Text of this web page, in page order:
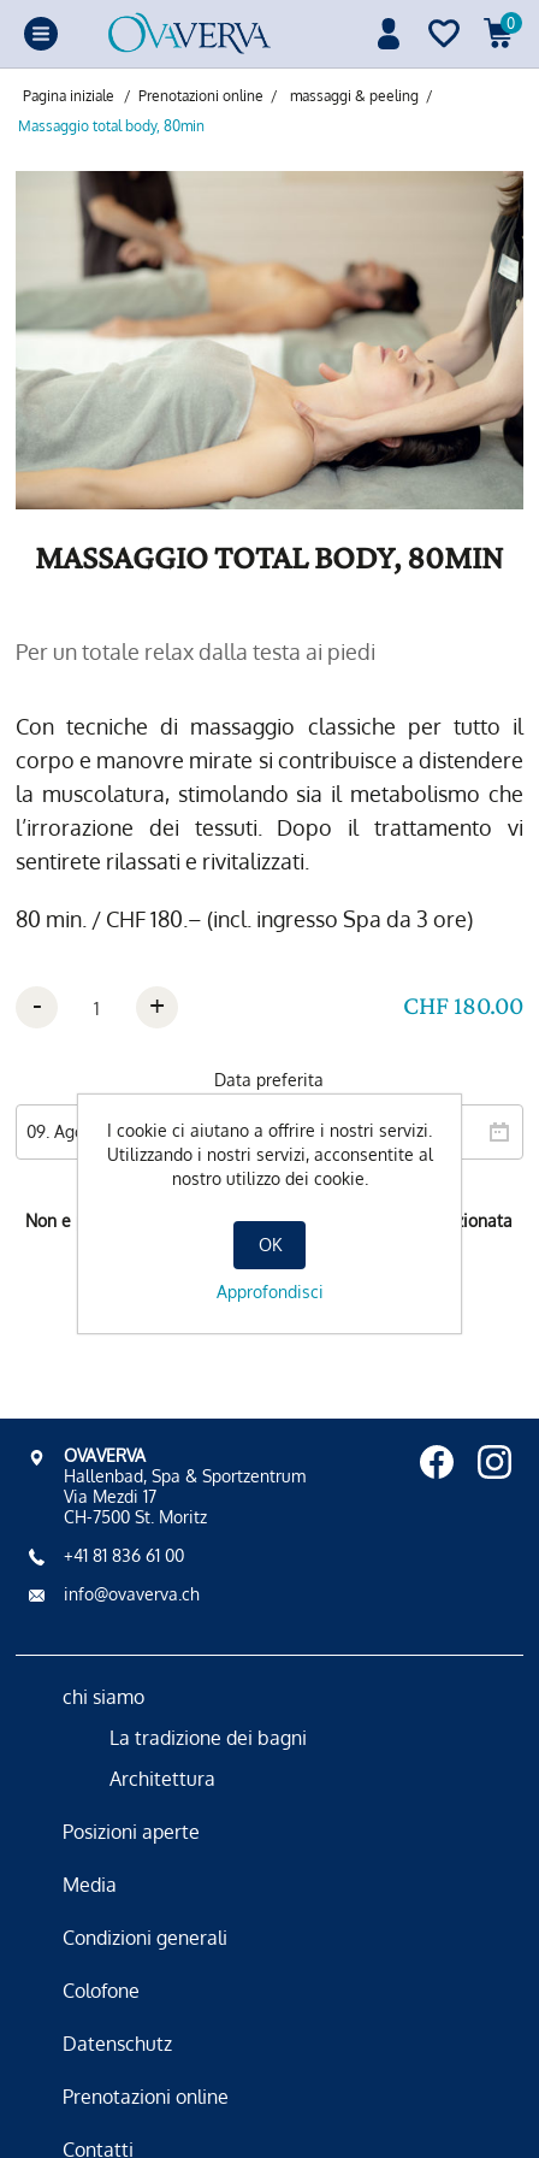
0
Pagina iniziale / Prenotazioni online / massaggi & peeling /
Massaggio total body, 80min
MASSAGGIO TOTAL BODY, 80MIN
Per un totale relax dalla testa ai piedi
Con tecniche di massaggio classiche per tutto il
corpo e manovre mirate si contribuisce a distendere
la muscolatura, stimolando sia il metabolismo che
l’irrorazione dei tessuti. Dopo il trattamento vi
sentirete rilassati e rivitalizzati.
80 min. / CHF 180.– (incl. ingresso Spa da 3 ore)
CHF 180.00
- +
Data preferita
Non e possibile l'orario di prenotazione per la data selezionata
OVAVERVA
Hallenbad, Spa & Sportzentrum
Via Mezdi 17
CH-7500 St. Moritz
+41 81 836 61 00
info@ovaverva.ch
chi siamo
La tradizione dei bagni
Architettura
Posizioni aperte
Media
Condizioni generali
Colofone
Datenschutz
Prenotazioni online
Contatti
I cookie ci aiutano a offrire i nostri servizi.
Utilizzando i nostri servizi, acconsentite al
nostro utilizzo dei cookie.
OK
Approfondisci